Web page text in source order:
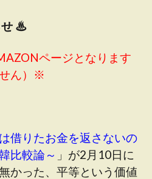
せ ♨
ページとなります
せん）※
借りたお金を返さないの
比較論～ 」が2月10日に
かった、平等という価値